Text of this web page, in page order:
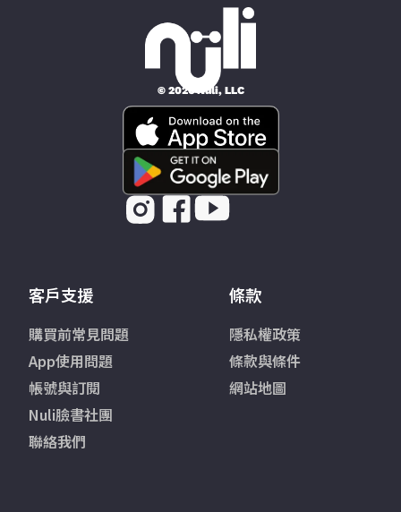
© 2026 Nüli, LLC
客戶支援
購買前常見問題
App使用問題
帳號與訂閱
Nuli臉書社團
聯絡我們
條款
隱私權政策
條款與條件
網站地圖